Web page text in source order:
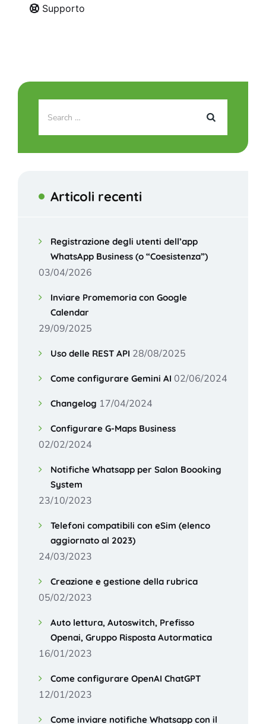
Supporto
Articoli recenti
Registrazione degli utenti dell’app
WhatsApp Business (o “Coesistenza”)
03/04/2026
Inviare Promemoria con Google
Calendar
29/09/2025
Uso delle REST API 28/08/2025
Come configurare Gemini AI 02/06/2024
Changelog 17/04/2024
Configurare G-Maps Business
02/02/2024
Notifiche Whatsapp per Salon Boooking
System
23/10/2023
Telefoni compatibili con eSim (elenco
aggiornato al 2023)
24/03/2023
Creazione e gestione della rubrica
05/02/2023
Auto lettura, Autoswitch, Prefisso
Openai, Gruppo Risposta Autormatica
16/01/2023
Come configurare OpenAI ChatGPT
12/01/2023
Come inviare notifiche Whatsapp con il